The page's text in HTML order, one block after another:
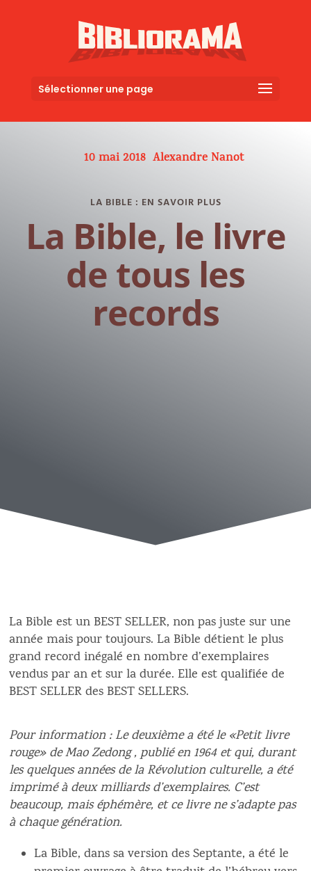
Sélectionner une page
10 mai 2018 Alexandre Nanot
LA BIBLE : EN SAVOIR PLUS
La Bible, le livre
de tous les
records
La Bible est un BEST SELLER, non pas juste sur une
année mais pour toujours. La Bible détient le plus
grand record inégalé en nombre d’exemplaires
vendus par an et sur la durée. Elle est qualifiée de
BEST SELLER des BEST SELLERS.
Pour information : Le deuxième a été le«Petit livre
rouge»de Mao Zedong , publié en 1964 et qui, durant
les quelques années de la Révolution culturelle, a été
imprimé à deux milliards d’exemplaires. C’est
beaucoup, mais éphémère, et ce livre ne s’adapte pas
à chaque génération.
La Bible, dans sa version des Septante, a été le